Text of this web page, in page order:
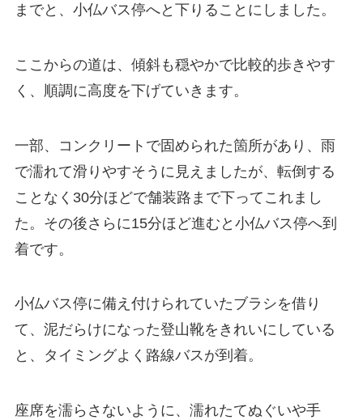
までと、小仏バス停へと下りることにしました。
ここからの道は、傾斜も穏やかで比較的歩きやす
く、順調に高度を下げていきます。
一部、コンクリートで固められた箇所があり、雨
で濡れて滑りやすそうに見えましたが、転倒する
ことなく30分ほどで舗装路まで下ってこれまし
た。その後さらに15分ほど進むと小仏バス停へ到
着です。
小仏バス停に備え付けられていたブラシを借り
て、泥だらけになった登山靴をきれいにしている
と、タイミングよく路線バスが到着。
座席を濡らさないように、濡れたてぬぐいや手